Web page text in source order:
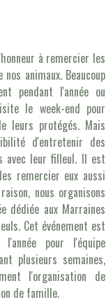
à remercier les
animaux. Beaucoup
pendant l'année ou
le week-end pour
leurs protégés. Mais
d'entretenir des
avec leur filleul. Il est
remercier eux aussi
nous organisons
dédiée aux Marraines
Cet événement est
pour l'équipe
plusieurs semaines,
l'organisation de
de famille.